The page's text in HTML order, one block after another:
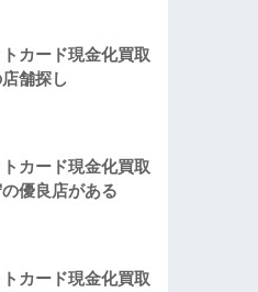
カード現金化買取
舗探し
カード現金化買取
優良店がある
カード現金化買取